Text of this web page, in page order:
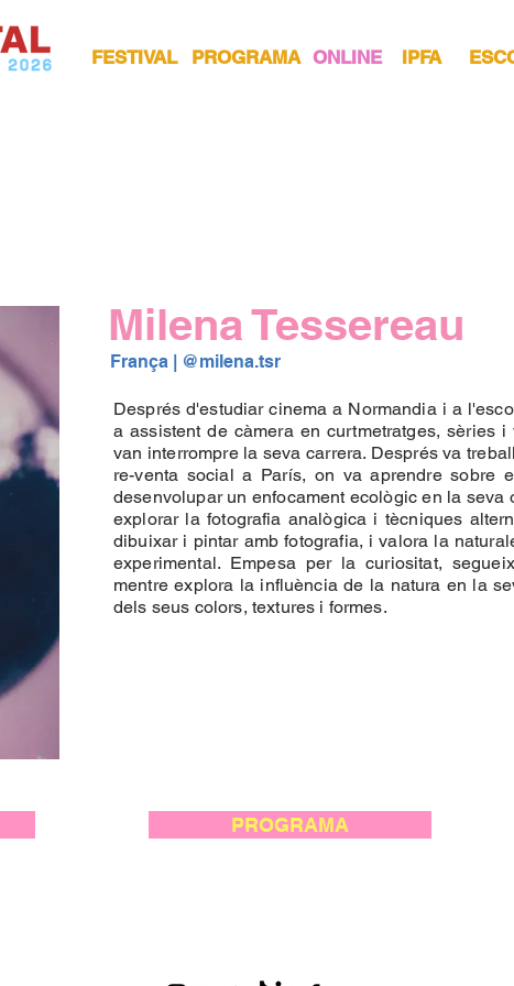
FESTIVAL PROGRAMA IPFA
ONLINE
Milena Tessereau
França | @milena.tsr
Després d'estudiar cinema a Normandia i a
a assistent de càmera en curtmetratges, sèries
van interrompre la seva carrera. Després va
re-venta social a París, on va aprendre sobre
desenvolupar un enfocament ecològic en la
explorar la fotografia analògica i tècniques
dibuixar i pintar amb fotografia, i valora la
experimental. Empesa per la curiositat,
mentre explora la influència de la natura en la
dels seus colors, textures i formes.
PROGRAMA